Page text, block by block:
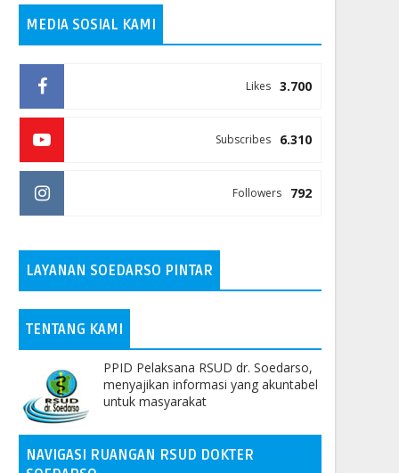
MEDIA SOSIAL KAMI
3.700
Likes
6.310
Subscribes
792
Followers
LAYANAN SOEDARSO PINTAR
TENTANG KAMI
PPID Pelaksana RSUD dr. Soedarso,
menyajikan informasi yang akuntabel
untuk masyarakat
NAVIGASI RUANGAN RSUD DOKTER